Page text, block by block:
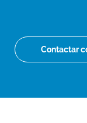
Contactar